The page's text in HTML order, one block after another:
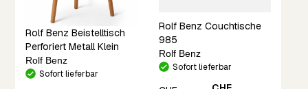
Rolf Benz Beistelltisch
Perforiert Metall Klein
Rolf Benz
Sofort lieferbar
Rolf Benz Couchtische
985
Rolf Benz
Sofort lieferbar